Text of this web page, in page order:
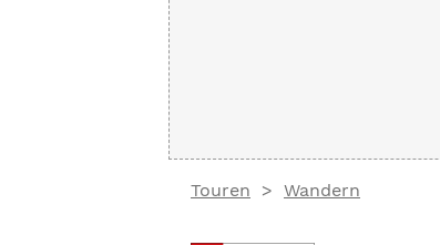
Touren Wandern